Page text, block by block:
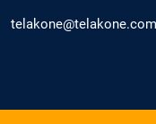
telakone@telakone.com